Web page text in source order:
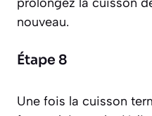
nouveau.
Étape 8
Une fois la cuisson